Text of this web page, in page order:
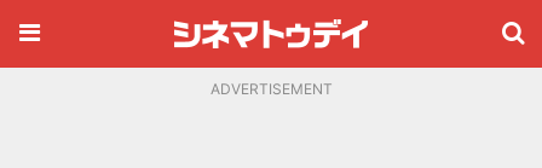
ADVERTISEMENT